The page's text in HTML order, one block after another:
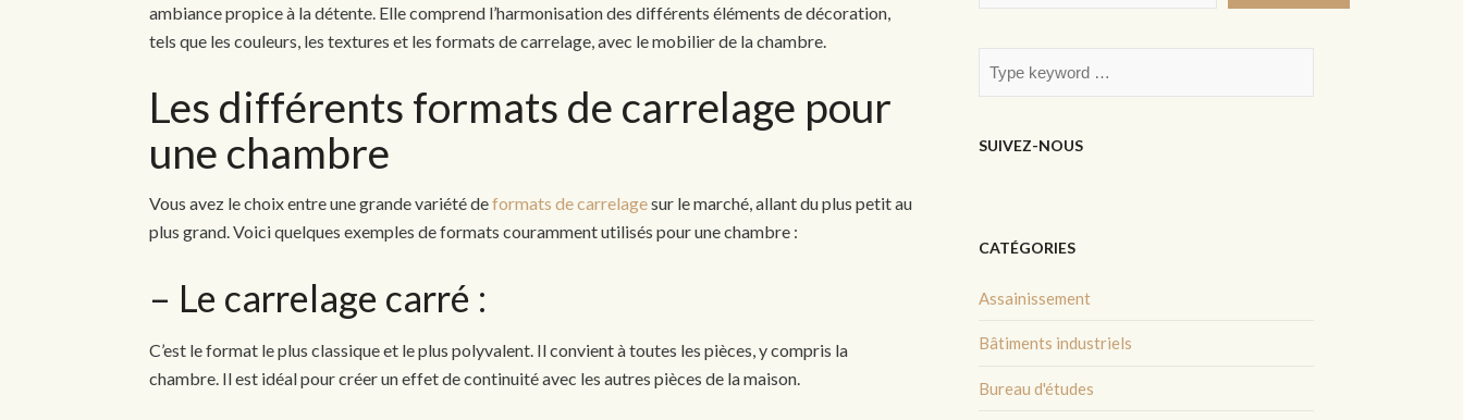
ambiance propice à la détente. Elle comprend l’harmonisation des différents éléments de décoration,
tels que les couleurs, les textures et les formats de carrelage, avec le mobilier de la chambre.
Les différents formats de carrelage pour
une chambre
Vous avez le choix entre une grande variété deformats de carrelagesur le marché, allant du plus petit au
plus grand. Voici quelques exemples de formats couramment utilisés pour une chambre :
– Le carrelage carré :
C’est le format le plus classique et le plus polyvalent. Il convient à toutes les pièces, y compris la
chambre. Il est idéal pour créer un effet de continuité avec les autres pièces de la maison.
SUIVEZ-NOUS
CATÉGORIES
Assainissement
Bâtiments industriels
Bureau d'études